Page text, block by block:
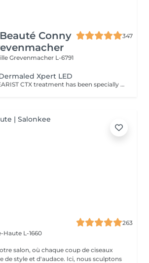
Conny
347
Grevenmacher L-6791
Xpert LED
The innovative CLEARIST CTX treatment has been specially developed for blemished, oily and acne-prone skin. This exclusive treatment concept combines highly effective active ingredients with modern DERMALED XPERT LED phototherapy. Blue LED light has an antibacterial effect and helps to clear the skin, whilst red LED light has a soothing effect and promotes natural regeneration. The result is a visibly refined, more balanced complexion with fewer blemishes and redness gentle, effective and with no downtime.
263
Haute L-1660
salon, où chaque coup de ciseaux
de style et d'audace. Ici, nous sculptons